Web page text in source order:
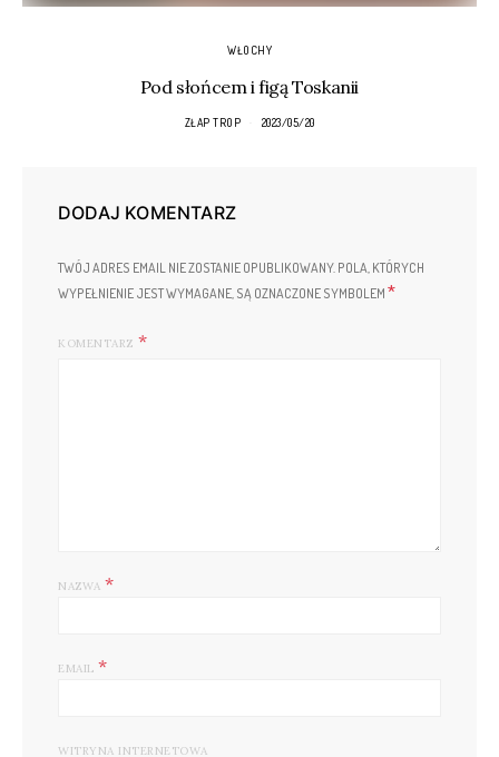
WŁOCHY
Pod słońcem i figą Toskanii
ZŁAP TROP 2023/05/20
DODAJ KOMENTARZ
TWÓJ ADRES EMAIL NIE ZOSTANIE OPUBLIKOWANY. POLA, KTÓRYCH
WYPEŁNIENIE JEST WYMAGANE, SĄ OZNACZONE SYMBOLEM *
KOMENTARZ
NAZWA *
EMAIL *
WITRYNA INTERNETOWA